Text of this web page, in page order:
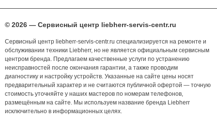
© 2026 — Сервисный центр liebherr-servis-centr.ru
Сервисный центр liebherr-servis-centr.ru специализируется на ремонте и
обслуживании техники Liebherr, но не является официальным сервисным
центром бренда. Предлагаем качественные услуги по устранению
неисправностей после окончания гарантии, а также проводим
диагностику и настройку устройств. Указанные на сайте цены носят
предварительный характер и не считаются публичной офертой — точную
стоимость уточняйте у наших мастеров по номерам телефонов,
размещённым на сайте. Мы используем название бренда Liebherr
исключительно в информационных целях.